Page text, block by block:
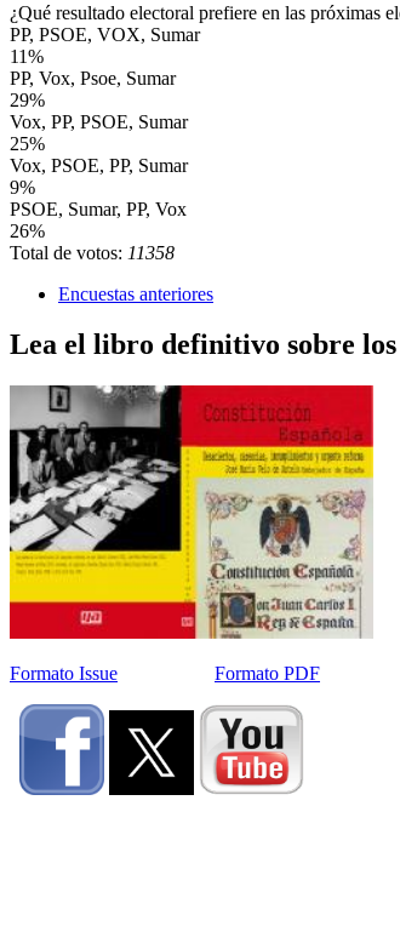
¿Qué resultado electoral prefiere en las próximas
PP, PSOE, VOX, Sumar
11%
PP, Vox, Psoe, Sumar
29%
Vox, PP, PSOE, Sumar
25%
Vox, PSOE, PP, Sumar
9%
PSOE, Sumar, PP, Vox
26%
Total de votos: 11358
Encuestas anteriores
Lea el libro definitivo sobre
Formato Issue Formato PDF